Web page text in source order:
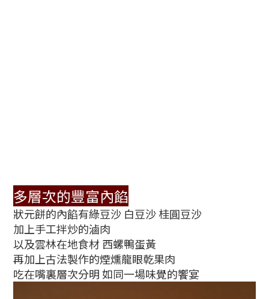
多層次的豐富內餡
狀元餅的內餡有綠豆沙 白豆沙 桂圓豆沙
加上手工拌炒的滷肉
以及雲林在地食材 西螺鴨蛋黃
再加上古法製作的煙燻龍眼乾果肉
吃在嘴裏層次分明 如同一場味覺的饗宴